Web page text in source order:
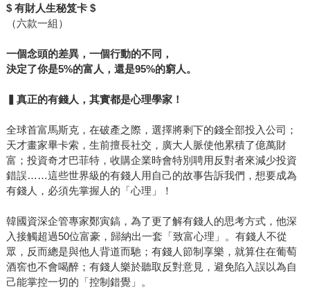
$ 有財人生秘笈卡 $
（六款一組）
一個念頭的差異，一個行動的不同，
決定了你是5%的富人，還是95%的窮人。
▍真正的有錢人，其實都是心理學家！
全球首富馬斯克，在破產之際，選擇將剩下的錢全部投入公司；
天才畫家畢卡索，生前擅長社交，廣大人脈使他累積了億萬財
富；投資奇才巴菲特，收購企業時會特別聘用反對者來減少投資
錯誤……這些世界級的有錢人用自己的故事告訴我們，想要成為
有錢人，必須先掌握人的「心理」！
韓國資深企管專家鄭寅鎬，為了更了解有錢人的思考方式，他深
入接觸超過50位富豪，歸納出一套「致富心理」。有錢人不從
眾，反而總是與他人背道而馳；有錢人節制享樂，就算住在葡萄
酒窖也不會喝醉；有錢人樂於聽取反對意見，避免陷入誤以為自
己能掌控一切的「控制錯覺」。